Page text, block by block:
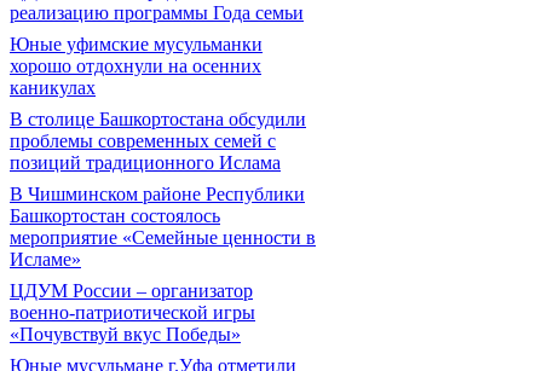
реализацию программы Года семьи
Юные уфимские мусульманки
хорошо отдохнули на осенних
каникулах
В столице Башкортостана обсудили
проблемы современных семей с
позиций традиционного Ислама
В Чишминском районе Республики
Башкортостан состоялось
мероприятие «Семейные ценности в
Исламе»
ЦДУМ России – организатор
военно-патриотической игры
«Почувствуй вкус Победы»
Юные мусульмане г.Уфа отметили